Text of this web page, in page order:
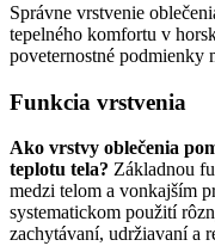
Správne vrstvenie
tepelného komfortu v
poveternostné podmienky
Funkcia vrstvenia
Ako vrstvy oblečenia
teplotu tela? Základnou
medzi telom a vonkajším
systematickom použití
zachytávaní, udržiavaní a